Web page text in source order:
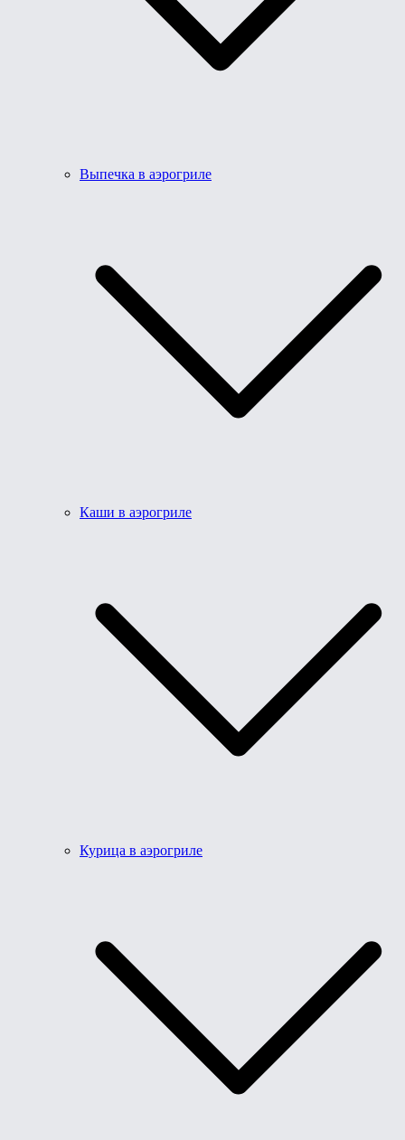
Выпечка в аэрогриле
Каши в аэрогриле
Курица в аэрогриле